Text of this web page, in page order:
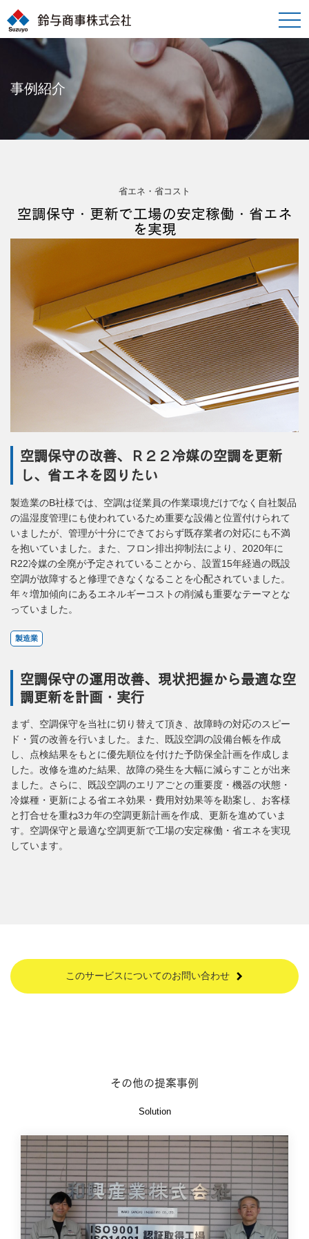
toggle
事例紹介
省エネ・省コスト
空調保守・更新で工場の安定稼働・省エネ
を実現
空調保守の改善、Ｒ２２冷媒の空調を更新
し、省エネを図りたい
製造業のB社様では、空調は従業員の作業環境だけでなく自社製品
の温湿度管理にも使われているため重要な設備と位置付けられて
いましたが、管理が十分にできておらず既存業者の対応にも不満
を抱いていました。また、フロン排出抑制法により、2020年に
R22冷媒の全廃が予定されていることから、設置15年経過の既設
空調が故障すると修理できなくなることを心配されていました。
年々増加傾向にあるエネルギーコストの削減も重要なテーマとな
っていました。
製造業
空調保守の運用改善、現状把握から最適な空
調更新を計画・実行
まず、空調保守を当社に切り替えて頂き、故障時の対応のスピー
ド・質の改善を行いました。また、既設空調の設備台帳を作成
し、点検結果をもとに優先順位を付けた予防保全計画を作成しま
した。改修を進めた結果、故障の発生を大幅に減らすことが出来
ました。さらに、既設空調のエリアごとの重要度・機器の状態・
冷媒種・更新による省エネ効果・費用対効果等を勘案し、お客様
と打合せを重ね3カ年の空調更新計画を作成、更新を進めていま
す。空調保守と最適な空調更新で工場の安定稼働・省エネを実現
しています。
このサービスについてのお問い合わせ
その他の提案事例
Solution